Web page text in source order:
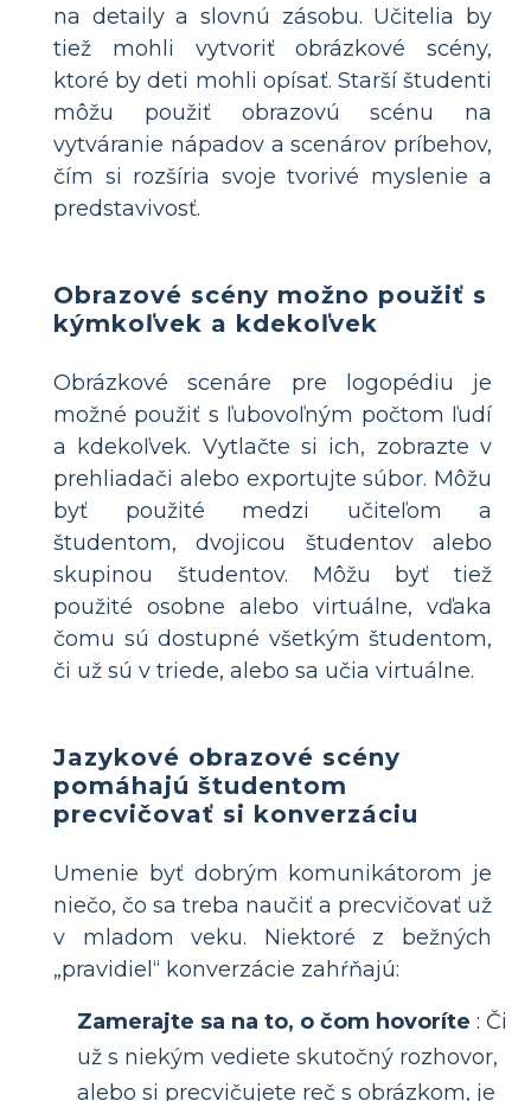
na detaily a slovnú zásobu. Učitelia by
tiež mohli vytvoriť obrázkové scény,
ktoré by deti mohli opísať. Starší študenti
môžu použiť obrazovú scénu na
vytváranie nápadov a scenárov príbehov,
čím si rozšíria svoje tvorivé myslenie a
predstavivosť.
Obrazové scény možno použiť s
kýmkoľvek a kdekoľvek
Obrázkové scenáre pre logopédiu je
možné použiť s ľubovoľným počtom ľudí
a kdekoľvek. Vytlačte si ich, zobrazte v
prehliadači alebo exportujte súbor. Môžu
byť použité medzi učiteľom a
študentom, dvojicou študentov alebo
skupinou študentov. Môžu byť tiež
použité osobne alebo virtuálne, vďaka
čomu sú dostupné všetkým študentom,
či už sú v triede, alebo sa učia virtuálne.
Jazykové obrazové scény
pomáhajú študentom
precvičovať si konverzáciu
Umenie byť dobrým komunikátorom je
niečo, čo sa treba naučiť a precvičovať už
v mladom veku. Niektoré z bežných
„pravidiel“ konverzácie zahŕňajú:
Zamerajte sa na to, o čom hovoríte : Či
už s niekým vediete skutočný rozhovor,
alebo si precvičujete reč s obrázkom, je